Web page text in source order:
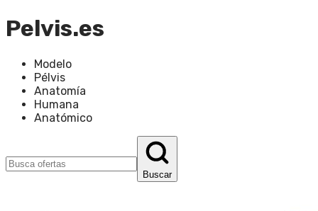
Pelvis.es
Modelo
Pélvis
Anatomía
Humana
Anatómico
Buscar